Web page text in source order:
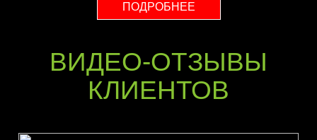
ПОДРОБНЕЕ
ВИДЕО-ОТЗЫВЫ
КЛИЕНТОВ